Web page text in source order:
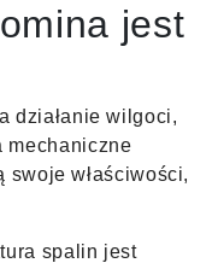
jest
działanie wilgoci,
mechaniczne
swoje właściwości,
spalin jest